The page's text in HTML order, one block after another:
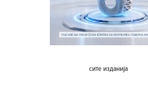
сите изданија